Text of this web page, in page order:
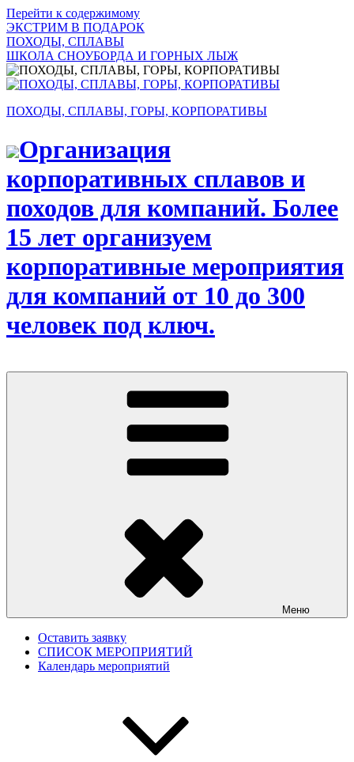
Перейти к содержимому
ЭКСТРИМ В ПОДАРОК
ПОХОДЫ, СПЛАВЫ
ШКОЛА СНОУБОРДА И ГОРНЫХ ЛЫЖ
ПОХОДЫ, СПЛАВЫ, ГОРЫ, КОРПОРАТИВЫ
Организация
корпоративных сплавов и
походов для компаний. Более
15 лет организуем
корпоративные мероприятия
для компаний от 10 до 300
человек под ключ.
Меню
Оставить заявку
СПИСОК МЕРОПРИЯТИЙ
Календарь мероприятий